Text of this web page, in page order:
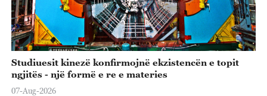
o
Studiuesit kinezë konfirmojnë ekzistencën e topit
ngjitës - një formë e re e materies
07-Aug-2026